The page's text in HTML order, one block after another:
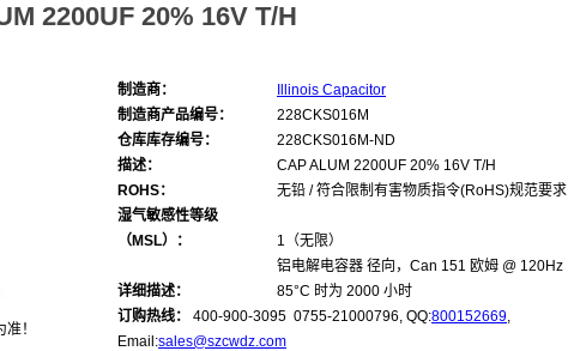
2200UF 20% 16V T/H
！
制造商：
Illinois Capacitor
制造商产品编号：
228CKS016M
仓库库存编号：
228CKS016M-ND
描述：
CAP ALUM 2200UF 20% 16V T/H
ROHS：
无铅 / 符合限制有害物质指令(RoHS)规范要求
湿气敏感性等级
（MSL）：
1（无限）
详细描述：
铝电解电容器 径向，Can 151 欧姆 @ 120Hz
85°C 时为 2000 小时
订购热线：
400-900-3095 0755-21000796, QQ:800152669,
Email:sales@szcwdz.com